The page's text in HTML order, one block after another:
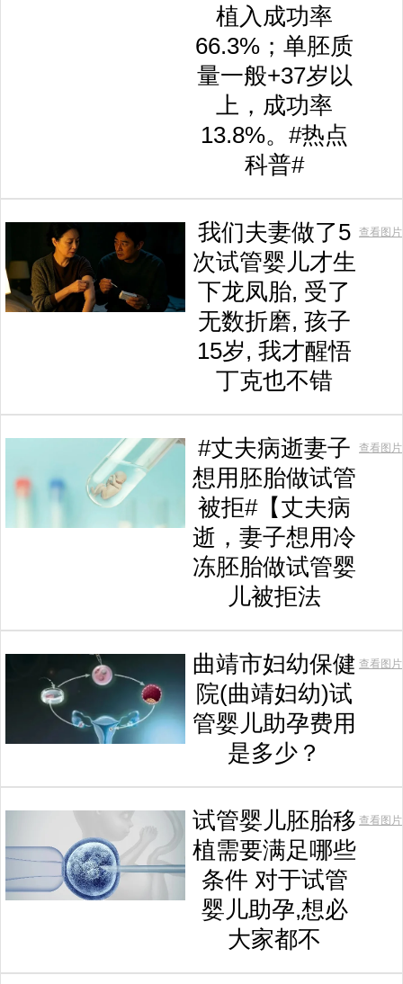
植入成功率
66.3%；单胚质
量一般+37岁以
上，成功率
13.8%。#热点
科普#
我们夫妻做了5
次试管婴儿才生
下龙凤胎, 受了
无数折磨, 孩子
15岁, 我才醒悟
丁克也不错
查看图片
#丈夫病逝妻子
想用胚胎做试管
被拒#【丈夫病
逝，妻子想用冷
冻胚胎做试管婴
儿被拒法
查看图片
曲靖市妇幼保健
院(曲靖妇幼)试
管婴儿助孕费用
是多少？
查看图片
试管婴儿胚胎移
植需要满足哪些
条件 对于试管
婴儿助孕,想必
大家都不
查看图片